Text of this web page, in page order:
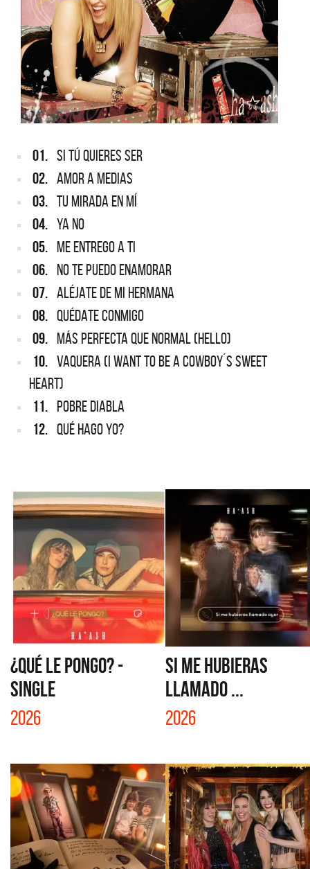
01. SI TÚ QUIERES SER
02. AMOR A MEDIAS
03. TU MIRADA EN MÍ
04. YA NO
05. ME ENTREGO A TI
06. NO TE PUEDO ENAMORAR
07. ALÉJATE DE MI HERMANA
08. QUÉDATE CONMIGO
09. MÁS PERFECTA QUE NORMAL (HELLO)
10. VAQUERA (I WANT TO BE A COWBOY´S SWEET
HEART)
11. POBRE DIABLA
12. QUÉ HAGO YO?
¿QUÉ LE PONGO? -
SINGLE
2026
SI ME HUBIERAS
LLAMADO ...
2026